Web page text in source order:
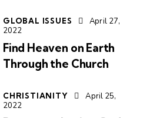
GLOBAL ISSUES
April 27,
2022
Find Heaven on Earth
Through the Church
CHRISTIANITY
April 25,
2022